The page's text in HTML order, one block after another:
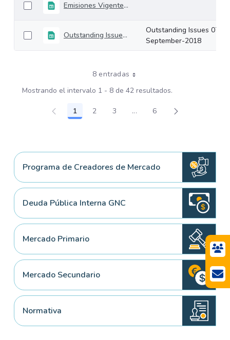
Emisiones Vigentes 14-Septiembre-2018
Outstanding Issues 07-September-2018
Outstanding Issues 07-
September-2018
8 entradas
Mostrando el intervalo 1 - 8 de 42 resultados.
Página
1 Página
2 Página
3 ...Páginas intermedias Use
Página
6
Programa de Creadores de Mercado
Deuda Pública Interna GNC
Mercado Primario
Mercado Secundario
Normativa